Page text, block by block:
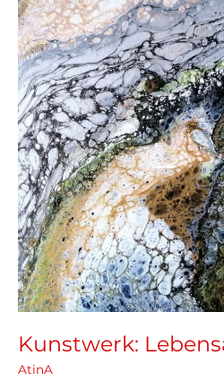
Kunstwerk:
AtinA